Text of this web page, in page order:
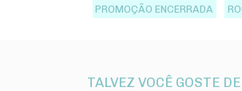
PROMOÇÃO ENCERRADA
TALVEZ VOCÊ GOSTE